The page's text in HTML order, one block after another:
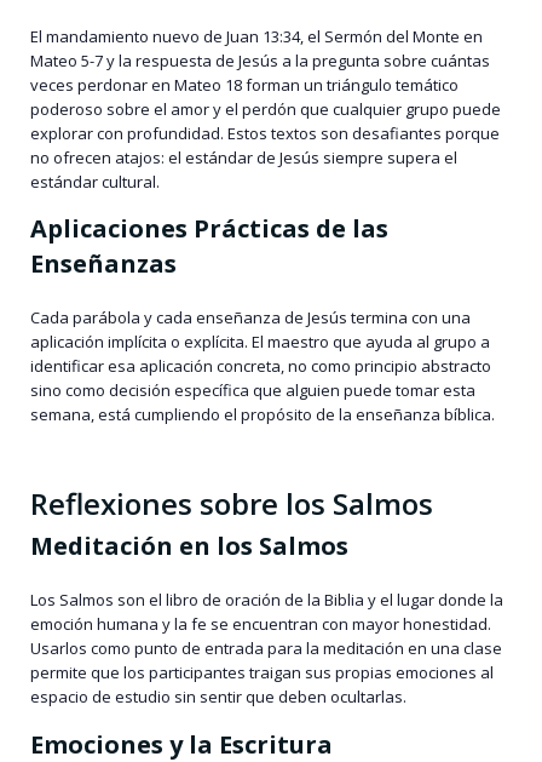
El mandamiento nuevo de Juan 13:34, el Sermón del Monte en
Mateo 5-7 y la respuesta de Jesús a la pregunta sobre cuántas
veces perdonar en Mateo 18 forman un triángulo temático
poderoso sobre el amor y el perdón que cualquier grupo puede
explorar con profundidad. Estos textos son desafiantes porque
no ofrecen atajos: el estándar de Jesús siempre supera el
estándar cultural.
Aplicaciones Prácticas de las
Enseñanzas
Cada parábola y cada enseñanza de Jesús termina con una
aplicación implícita o explícita. El maestro que ayuda al grupo a
identificar esa aplicación concreta, no como principio abstracto
sino como decisión específica que alguien puede tomar esta
semana, está cumpliendo el propósito de la enseñanza bíblica.
Reflexiones sobre los Salmos
Meditación en los Salmos
Los Salmos son el libro de oración de la Biblia y el lugar donde la
emoción humana y la fe se encuentran con mayor honestidad.
Usarlos como punto de entrada para la meditación en una clase
permite que los participantes traigan sus propias emociones al
espacio de estudio sin sentir que deben ocultarlas.
Emociones y la Escritura